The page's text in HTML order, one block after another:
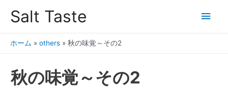
Salt Taste
ホーム » others » 秋の味覚～その2
秋の味覚～その2